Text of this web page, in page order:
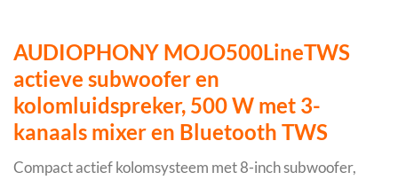
AUDIOPHONY MOJO500LineTWS
actieve subwoofer en
kolomluidspreker, 500 W met 3-
kanaals mixer en Bluetooth TWS
Compact actief kolomsysteem met 8-inch subwoofer,